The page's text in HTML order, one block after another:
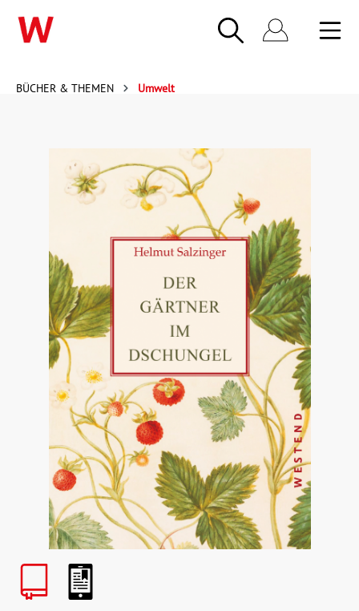
BÜCHER & THEMEN Umwelt